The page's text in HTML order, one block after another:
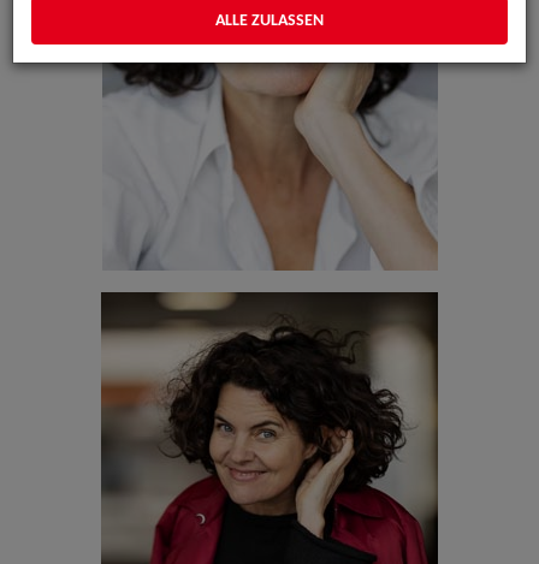
ALLE ZULASSEN